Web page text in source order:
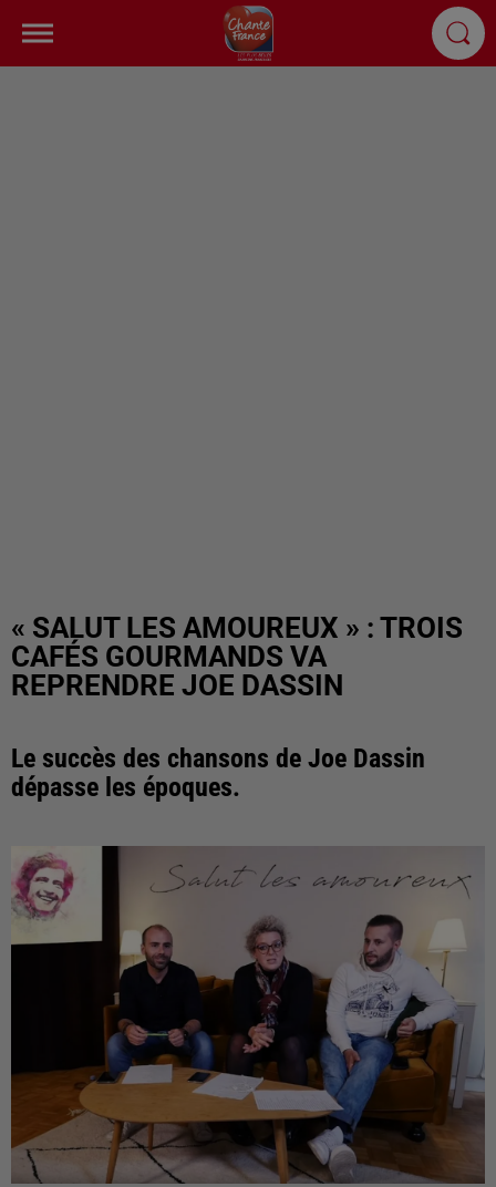
« SALUT LES AMOUREUX » : TROIS
CAFÉS GOURMANDS VA
REPRENDRE JOE DASSIN
Le succès des chansons de Joe Dassin
dépasse les époques.